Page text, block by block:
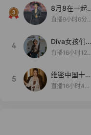
8月8在一起
生日献礼盛典
直播9小时6分1
4
Diva女孩们集
合啦~意大利
直播16小时12
5
维密中国十周
年 与你如此
直播16小时48